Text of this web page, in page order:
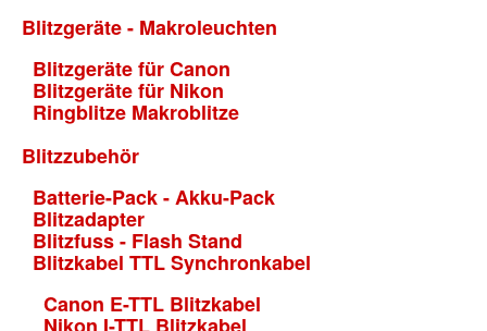
Blitzgeräte - Makroleuchten
Blitzgeräte für Canon
Blitzgeräte für Nikon
Ringblitze Makroblitze
Blitzzubehör
Batterie-Pack - Akku-Pack
Blitzadapter
Blitzfuss - Flash Stand
Blitzkabel TTL Synchronkabel
Canon E-TTL Blitzkabel